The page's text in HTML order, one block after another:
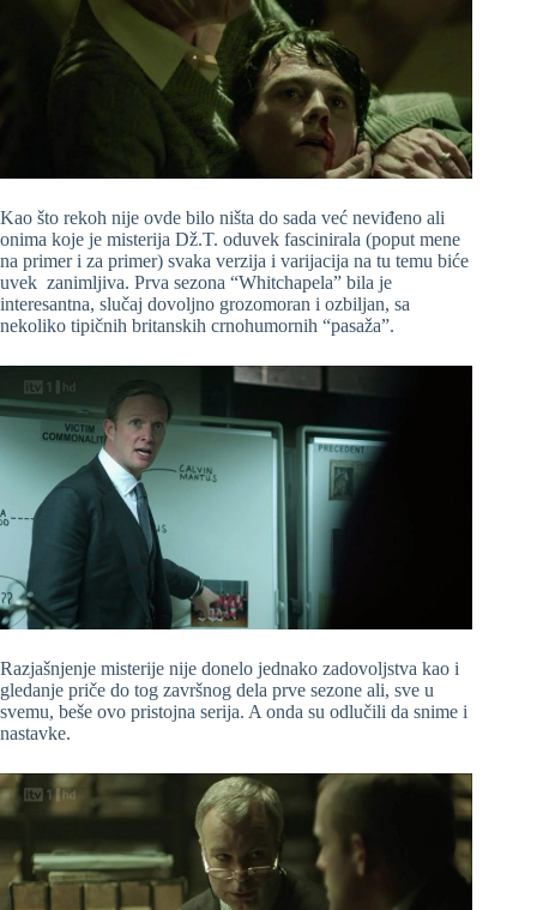
Kao što rekoh nije ovde bilo ništa do sada već neviđeno ali
onima koje je misterija Dž.T. oduvek fascinirala (poput mene
na primer i za primer) svaka verzija i varijacija na tu temu biće
uvek zanimljiva. Prva sezona “Whitchapela” bila je
interesantna, slučaj dovoljno grozomoran i ozbiljan, sa
nekoliko tipičnih britanskih crnohumornih “pasaža”.
Razjašnjenje misterije nije donelo jednako zadovoljstva kao i
gledanje priče do tog završnog dela prve sezone ali, sve u
svemu, beše ovo pristojna serija. A onda su odlučili da snime i
nastavke.